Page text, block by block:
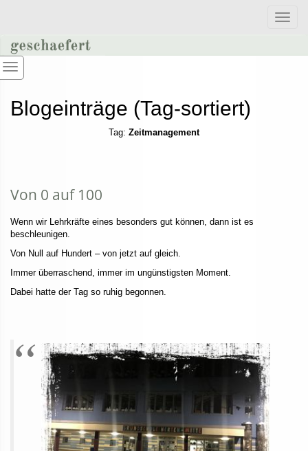
Toggle
Blogeinträge (Tag-sortiert)
Tag: Zeitmanagement
Von 0 auf 100
Wenn wir Lehrkräfte eines besonders gut können, dann ist es
beschleunigen.
Von Null auf Hundert – von jetzt auf gleich.
Immer überraschend, immer im ungünstigsten Moment.
Dabei hatte der Tag so ruhig begonnen.